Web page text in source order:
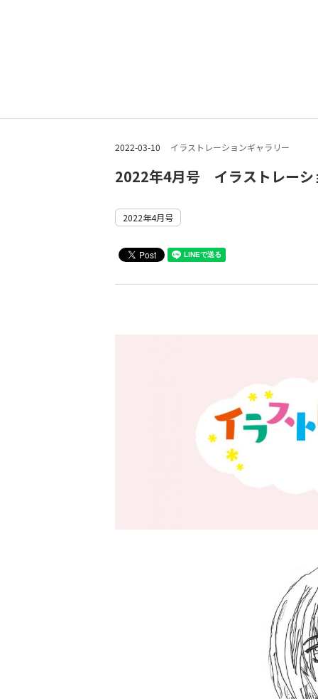
2022-03-10 イラストレーションギャラリー
2022年4月号 イラストレーシ
2022年4月号